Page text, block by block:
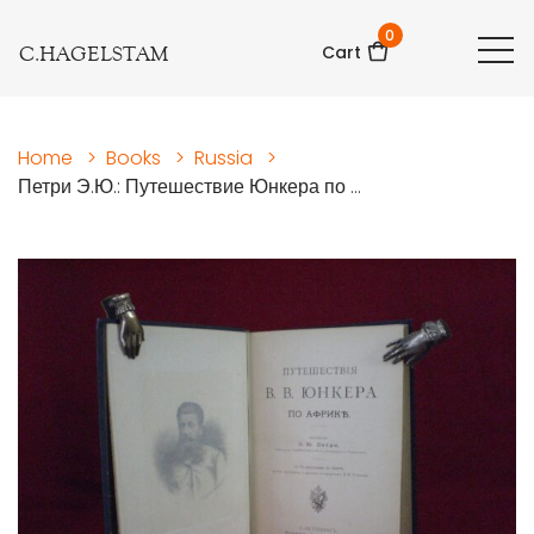
C.HAGELSTAM Cart
0
Home > Books > Russia
>
Петри Э.Ю.: Путешествие Юнкера по ...